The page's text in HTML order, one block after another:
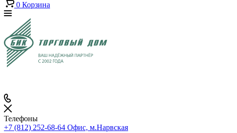
0 Корзина
Телефоны
+7 (812) 252-68-64 Офис, м.Нарвская